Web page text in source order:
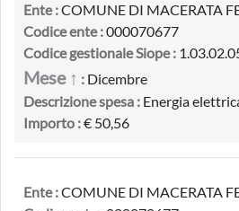
Ente :COMUNE DI MACERATA
Codice ente :000070677
Codice gestionale Siope :
Mese ↑ : Dicembre
Descrizione spesa : Energia
Importo :€ 50,56
Ente :COMUNE DI MACERATA